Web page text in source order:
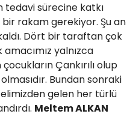
tedavi sürecine katkı
rakam gerekiyor. Şu an
Dört bir taraftan çok
yalnızca
Çankırılı olup
Bundan sonraki
gelen her türlü
Meltem ALKAN